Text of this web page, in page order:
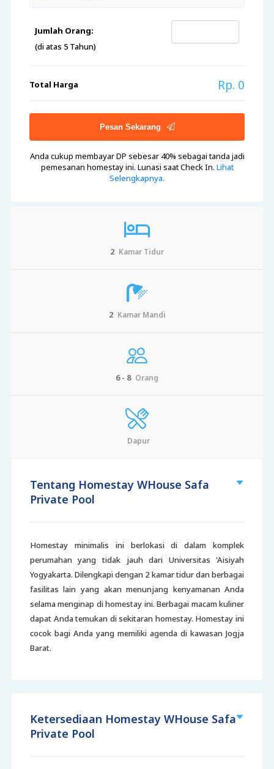
Jumlah Orang:
(di atas 5 Tahun)
Total Harga Rp. 0
Pesan Sekarang
Anda cukup membayar DP sebesar 40% sebagai tanda jadi
pemesanan homestay ini. Lunasi saat Check In. Lihat
Selengkapnya.
2 Kamar Tidur
2 Kamar Mandi
6 - 8 Orang
Dapur
Tentang Homestay WHouse Safa
Private Pool
Homestay minimalis ini berlokasi di dalam komplek
perumahan yang tidak jauh dari Universitas 'Aisiyah
Yogyakarta. Dilengkapi dengan 2 kamar tidur dan berbagai
fasilitas lain yang akan menunjang kenyamanan Anda
selama menginap di homestay ini. Berbagai macam kuliner
dapat Anda temukan di sekitaran homestay. Homestay ini
cocok bagi Anda yang memiliki agenda di kawasan Jogja
Barat.
Ketersediaan Homestay WHouse Safa
Private Pool